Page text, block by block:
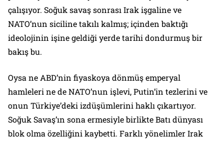
çalışıyor. Soğuk savaş sonrası Irak işgaline ve
NATO’nun siciline takılı kalmış; içinden baktığı
ideolojinin işine geldiği yerde tarihi dondurmuş bir
bakış bu.
Oysa ne ABD’nin fiyaskoya dönmüş emperyal
hamleleri ne de NATO’nun işlevi, Putin’in tezlerini ve
onun Türkiye’deki izdüşümlerini haklı çıkartıyor.
Soğuk Savaş’ın sona ermesiyle birlikte Batı dünyası
blok olma özelliğini kaybetti. Farklı yönelimler Irak